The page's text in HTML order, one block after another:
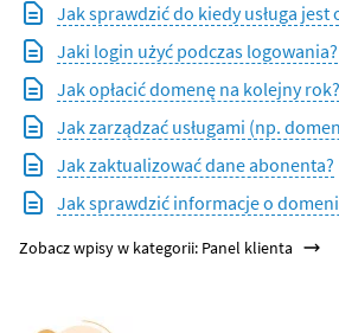
Jak sprawdzić do kiedy usługa jest
Jaki login użyć podczas logowania?
Jak opłacić domenę na kolejny rok?
Jak zarządzać usługami (np.
Jak zaktualizować dane abonenta?
Jak sprawdzić informacje o
Zobacz wpisy w kategorii: Panel klienta